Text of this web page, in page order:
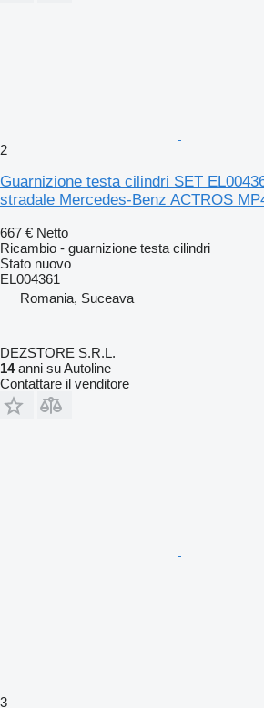
2
Guarnizione testa cilindri SET
stradale Mercedes-Benz ACTROS
667 € Netto
Ricambio - guarnizione testa cilindri
Stato nuovo
EL004361
Romania, Suceava
DEZSTORE S.R.L.
14anni su Autoline
Contattare il venditore
3